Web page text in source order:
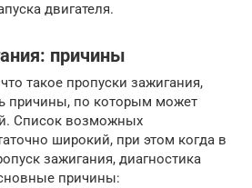
двигателя.
причины
такое пропуски зажигания,
причины, по которым может
Список возможных
широкий, при этом когда в
зажигания, диагностика
причины: